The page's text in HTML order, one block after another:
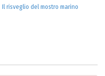
Il risveglio del mostro marino